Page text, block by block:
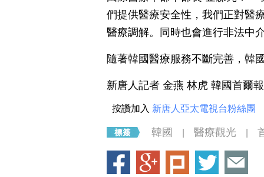
們提供醫療安全性，我們正對醫
醫療調解。同時也會進行非法中
隨著韓國醫療服務不斷完善，韓
新唐人記者 金燕 林虎 韓國首爾
按讚加入 新唐人亞太電視台粉絲團
韓國 醫療觀光